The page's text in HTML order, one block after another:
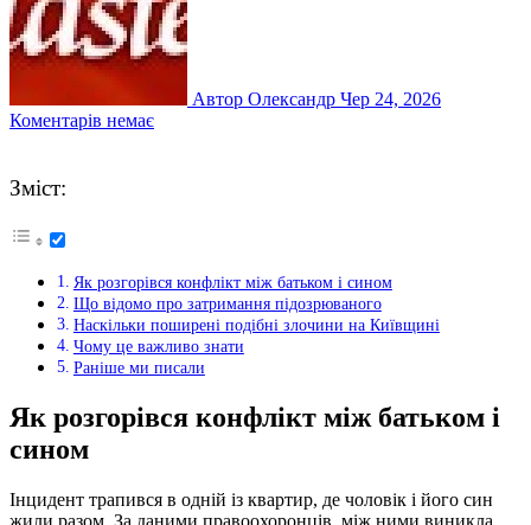
Автор Олександр Чер 24, 2026
Коментарів немає
Зміст:
Як розгорівся конфлікт між батьком і сином
Що відомо про затримання підозрюваного
Наскільки поширені подібні злочини на Київщині
Чому це важливо знати
Раніше ми писали
Як розгорівся конфлікт між батьком і
сином
Інцидент трапився в одній із квартир, де чоловік і його син
жили разом. За даними правоохоронців, між ними виникла